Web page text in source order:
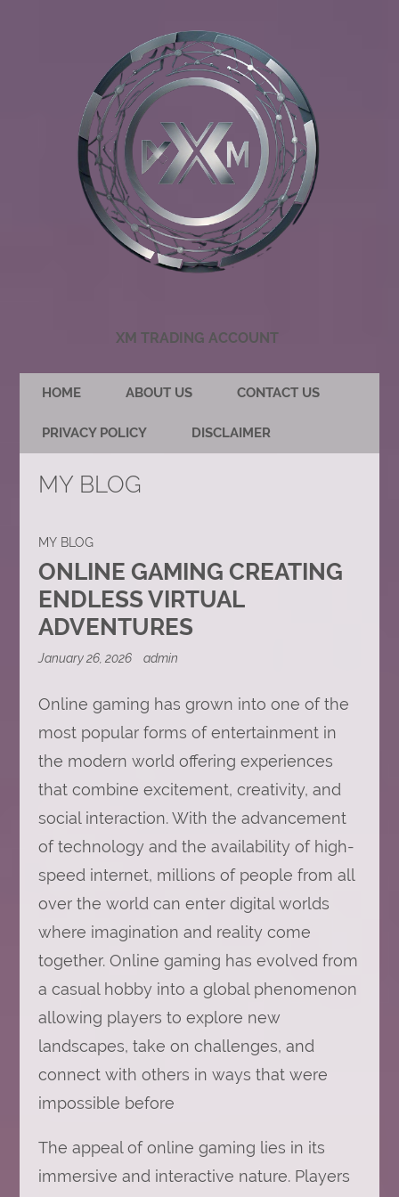
XM TRADING ACCOUNT
HOME ABOUT US CONTACT US
PRIVACY POLICY DISCLAIMER
MY BLOG
MY BLOG
ONLINE GAMING CREATING
ENDLESS VIRTUAL
ADVENTURES
January 26, 2026 admin
Online gaming has grown into one of the
most popular forms of entertainment in
the modern world offering experiences
that combine excitement, creativity, and
social interaction. With the advancement
of technology and the availability of high-
speed internet, millions of people from all
over the world can enter digital worlds
where imagination and reality come
together. Online gaming has evolved from
a casual hobby into a global phenomenon
allowing players to explore new
landscapes, take on challenges, and
connect with others in ways that were
impossible before
The appeal of online gaming lies in its
immersive and interactive nature. Players